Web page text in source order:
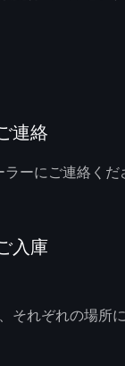
連絡
ーにご連絡く
入庫
それぞれの場所